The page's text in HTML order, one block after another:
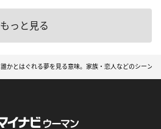
もっと見る
誰かとはぐれる夢を見る意味。家族・恋人などのシーン別